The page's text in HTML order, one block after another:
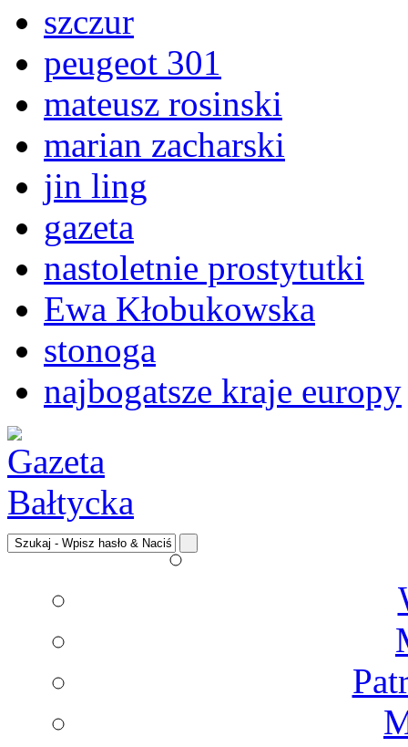
szczur
peugeot 301
mateusz rosinski
marian zacharski
jin ling
gazeta
nastoletnie prostytutki
Ewa Kłobukowska
stonoga
najbogatsze kraje europy